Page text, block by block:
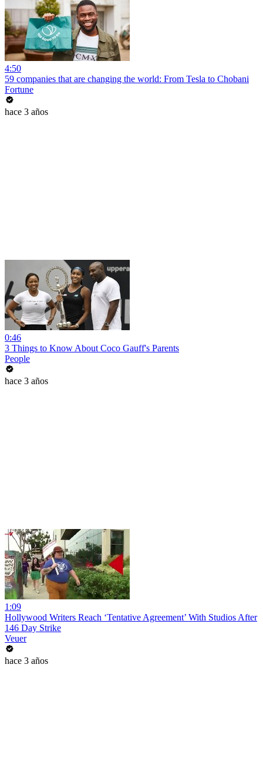
4:50
59 companies that are changing the world: From Tesla to Chobani
Fortune
hace 3 años
0:46
3 Things to Know About Coco Gauff's Parents
People
hace 3 años
1:09
Hollywood Writers Reach ‘Tentative Agreement’ With Studios After
146 Day Strike
Veuer
hace 3 años